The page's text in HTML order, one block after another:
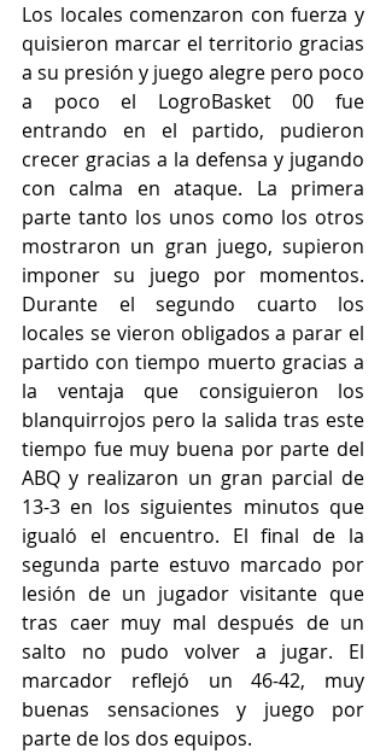
Los locales comenzaron con fuerza y
quisieron marcar el territorio gracias
a su presión y juego alegre pero poco
a poco el LogroBasket 00 fue
entrando en el partido, pudieron
crecer gracias a la defensa y jugando
con calma en ataque. La primera
parte tanto los unos como los otros
mostraron un gran juego, supieron
imponer su juego por momentos.
Durante el segundo cuarto los
locales se vieron obligados a parar el
partido con tiempo muerto gracias a
la ventaja que consiguieron los
blanquirrojos pero la salida tras este
tiempo fue muy buena por parte del
ABQ y realizaron un gran parcial de
13-3 en los siguientes minutos que
igualó el encuentro. El final de la
segunda parte estuvo marcado por
lesión de un jugador visitante que
tras caer muy mal después de un
salto no pudo volver a jugar. El
marcador reflejó un 46-42, muy
buenas sensaciones y juego por
parte de los dos equipos.